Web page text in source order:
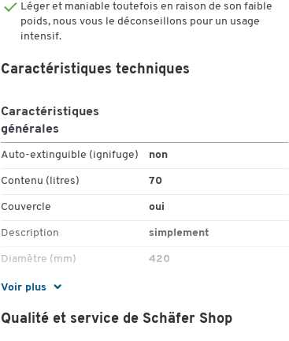
Léger et maniable toutefois en raison de son faible
poids, nous vous le déconseillons pour un usage
intensif.
Voir plus
Caractéristiques techniques
Caractéristiques
générales
Auto-extinguible (ignifuge) non
Contenu (litres) 70
Couvercle oui
Description simplement
Diamètre (mm) 420
Domaine d'utilisation
Hauteur (mm) 680
Qualité et service de Schäfer Shop